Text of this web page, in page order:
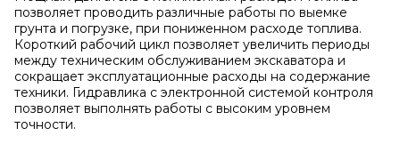
позволяет проводить различные работы по выемке
грунта и погрузке, при пониженном расходе топлива.
Короткий рабочий цикл позволяет увеличить периоды
между техническим обслуживанием экскаватора и
сокращает эксплуатационные расходы на содержание
техники. Гидравлика с электронной системой контроля
позволяет выполнять работы с высоким уровнем
точности.